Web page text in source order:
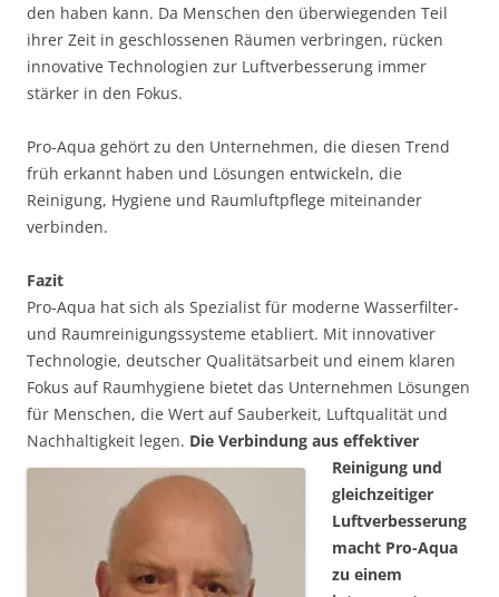
den haben kann. Da Menschen den überwiegenden Teil
ihrer Zeit in geschlossenen Räumen verbringen, rücken
innovative Technologien zur Luftverbesserung immer
stärker in den Fokus.
Pro-Aqua gehört zu den Unternehmen, die diesen Trend
früh erkannt haben und Lösungen entwickeln, die
Reinigung, Hygiene und Raumluftpflege miteinander
verbinden.
Fazit
Pro-Aqua hat sich als Spezialist für moderne Wasserfilter-
und Raumreinigungssysteme etabliert. Mit innovativer
Technologie, deutscher Qualitätsarbeit und einem klaren
Fokus auf Raumhygiene bietet das Unternehmen Lösungen
für Menschen, die Wert auf Sauberkeit, Luftqualität und
Nachhaltigkeit legen. Die Verbindung aus effektiver
Reinigung und
gleichzeitiger
Luftverbesserung
macht Pro-Aqua
zu einem